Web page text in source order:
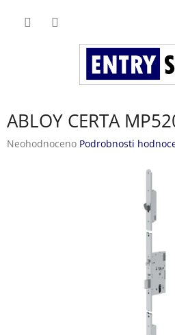
ABLOY CERTA
Průměrné
Neohodnoceno Podrobnosti